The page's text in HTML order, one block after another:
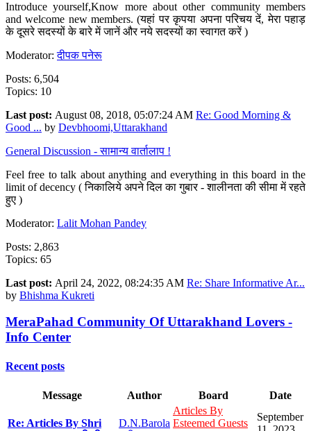
Introduce yourself,Know more about other community members
and welcome new members. (यहां पर कृपया अपना परिचय दें, मेरा पहाड़
के दूसरे सदस्यों के बारे में जानें और नये सदस्यों का स्वागत करें )
Moderator:दीपक पनेरू
Posts: 6,504
Topics: 10
Last post: August 08, 2018, 05:07:24 AM Re: Good Morning &
Good ... by Devbhoomi,Uttarakhand
General Discussion - सामान्य वार्तालाप !
Feel free to talk about anything and everything in this board in the
limit of decency ( निकालिये अपने दिल का गुबार - शालीनता की सीमा में रहते
हुए )
Moderator: Lalit Mohan Pandey
Posts: 2,863
Topics: 65
Last post: April 24, 2022, 08:24:35 AM Re: Share Informative Ar...
by Bhishma Kukreti
MeraPahad Community Of Uttarakhand Lovers -
Info Center
Recent posts
Message Author Board Date
Re: Articles By Shri
D.N.Barola
Articles By
Esteemed Guests
September